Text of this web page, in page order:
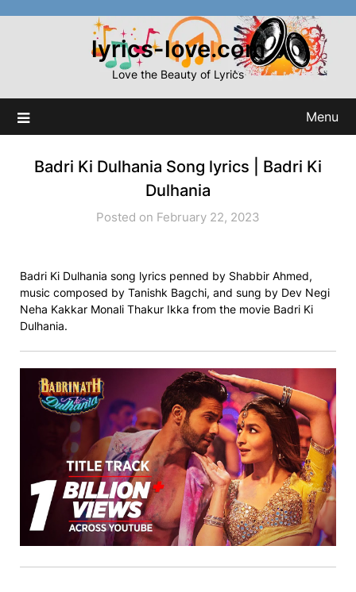
lyrics-love.com
Love the Beauty of Lyrics
Menu
Badri Ki Dulhania Song lyrics | Badri Ki
Dulhania
Posted on February 22, 2023
Badri Ki Dulhania song lyrics penned by Shabbir Ahmed,
music composed by Tanishk Bagchi, and sung by Dev Negi
Neha Kakkar Monali Thakur Ikka from the movie Badri Ki
Dulhania.